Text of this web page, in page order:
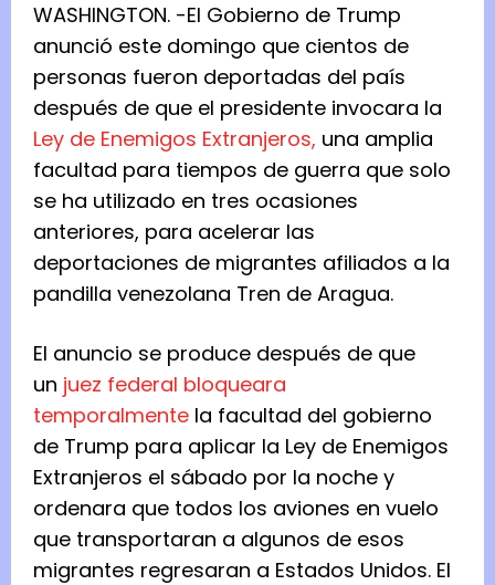
WASHINGTON. -El Gobierno de Trump
anunció este domingo que cientos de
personas fueron deportadas del país
después de que el presidente invocara la
Ley de Enemigos Extranjeros, una amplia
facultad para tiempos de guerra que solo
se ha utilizado en tres ocasiones
anteriores, para acelerar las
deportaciones de migrantes afiliados a la
pandilla venezolana Tren de Aragua.
El anuncio se produce después de que
un juez federal bloqueara
temporalmente la facultad del gobierno
de Trump para aplicar la Ley de Enemigos
Extranjeros el sábado por la noche y
ordenara que todos los aviones en vuelo
que transportaran a algunos de esos
migrantes regresaran a Estados Unidos. El